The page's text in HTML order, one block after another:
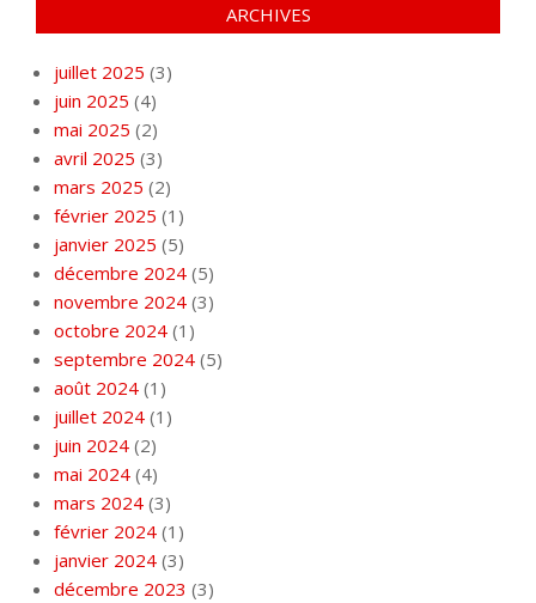
ARCHIVES
juillet 2025 (3)
juin 2025 (4)
mai 2025 (2)
avril 2025 (3)
mars 2025 (2)
février 2025 (1)
janvier 2025 (5)
décembre 2024 (5)
novembre 2024 (3)
octobre 2024 (1)
septembre 2024 (5)
août 2024 (1)
juillet 2024 (1)
juin 2024 (2)
mai 2024 (4)
mars 2024 (3)
février 2024 (1)
janvier 2024 (3)
décembre 2023 (3)